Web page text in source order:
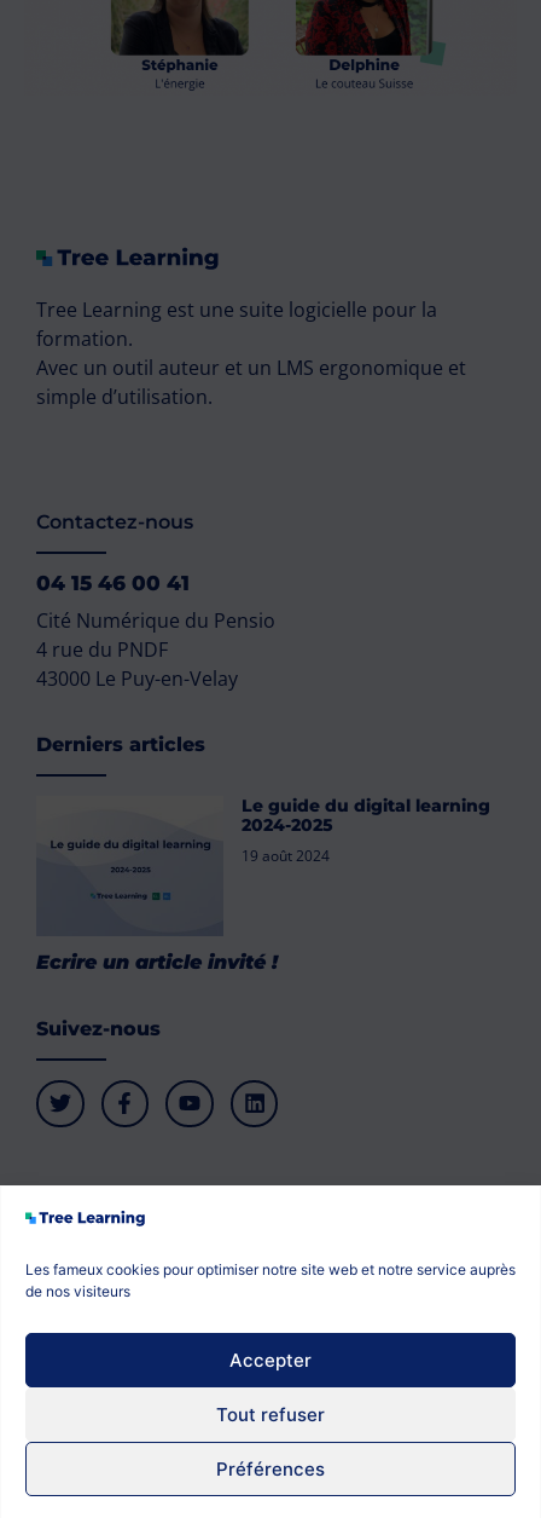
Les fameux cookies pour optimiser notre site web et notre service auprès
de nos visiteurs
Accepter
Tout refuser
Préférences
Tree Learning est une suite logicielle pour la
formation.
Avec un outil auteur et un LMS ergonomique et
simple d’utilisation.
Contactez-nous
04 15 46 00 41
Cité Numérique du Pensio
4 rue du PNDF
43000 Le Puy-en-Velay
Derniers articles
Le guide du digital learning
2024-2025
19 août 2024
Ecrire un article invité !
Suivez-nous
Plan du sitePolitique de confidentialité
Politique de cookies